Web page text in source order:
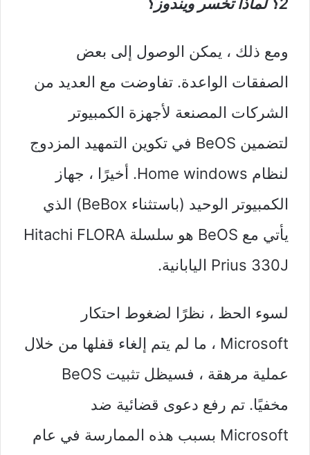
ومع ذلك ، يمكن الوصول إلى بعض
الصفقات الواعدة. تفاوضت مع العديد من
الشركات المصنعة لأجهزة الكمبيوتر
لتضمين BeOS في تكوين التمهيد المزدوج
لنظام Home windows. أخيرًا ، جهاز
الكمبيوتر الوحيد (باستثناء BeBox) الذي
يأتي مع BeOS هو سلسلة Hitachi FLORA
Prius 330J اليابانية.
لسوء الحظ ، نظرًا لضغوط احتكار
Microsoft ، ما لم يتم إلغاء قفلها من خلال
عملية مرهقة ، فسيظل تثبيت BeOS
مخفيًا. تم رفع دعوى قضائية ضد
Microsoft بسبب هذه الممارسة في عام